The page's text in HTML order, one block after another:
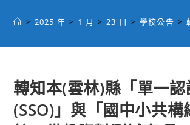
> 2025 年 > 1 月 > 23 日 > 學校公告 >
轉知本(雲林)縣「單一
(SSO)」與「國中小共構